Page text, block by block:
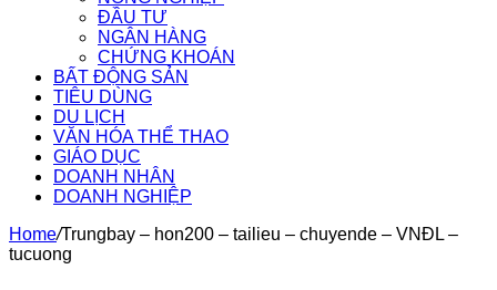
ĐẦU TƯ
NGÂN HÀNG
CHỨNG KHOÁN
BẤT ĐỘNG SẢN
TIÊU DÙNG
DU LỊCH
VĂN HÓA THỂ THAO
GIÁO DỤC
DOANH NHÂN
DOANH NGHIỆP
Home/Trungbay – hon200 – tailieu – chuyende – VNĐL –
tucuong